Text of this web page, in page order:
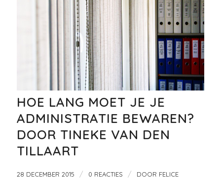
HOE LANG MOET JE JE
ADMINISTRATIE BEWAREN?
DOOR TINEKE VAN DEN
TILLAART
28 DECEMBER 2015 / 0 REACTIES / DOOR FELICE